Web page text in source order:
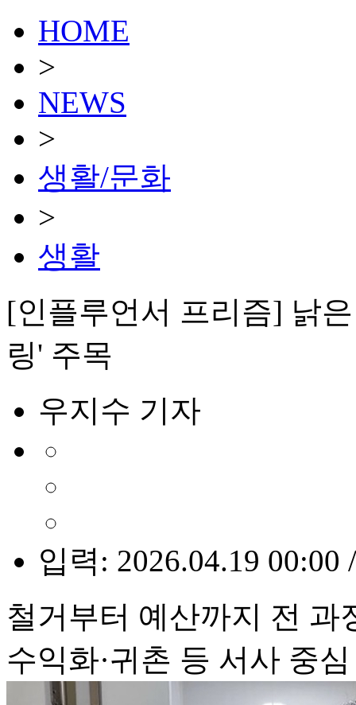
HOME
>
NEWS
>
생활/문화
>
생활
[인플루언서 프리즘] 낡
링' 주목
우지수 기자
입력: 2026.04.19 00:00
철거부터 예산까지 전 과
수익화·귀촌 등 서사 중